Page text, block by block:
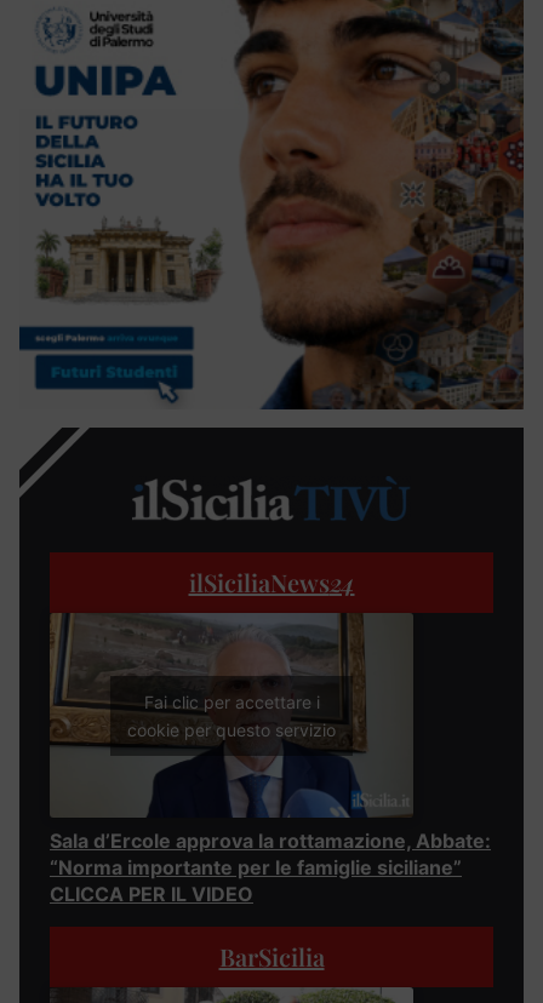
ilSiciliaNews24
Fai clic per accettare i
cookie per questo servizio
Sala d’Ercole approva la rottamazione, Abbate:
“Norma importante per le famiglie siciliane”
CLICCA PER IL VIDEO
BarSicilia